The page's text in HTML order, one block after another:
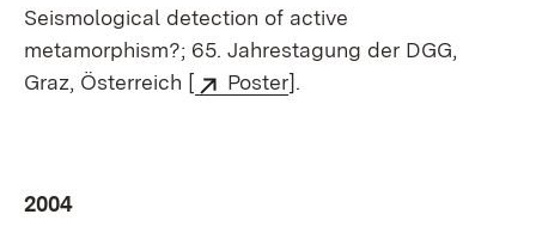
Seismological detection of active
metamorphism?; 65. Jahrestagung der DGG,
Graz, Österreich [
Poster].
2004